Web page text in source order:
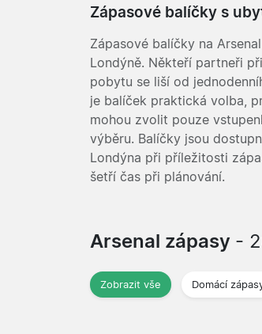
Zápasové balíčky s
Zápasové balíčky na
Londýně. Někteří partneři
pobytu se liší od
je balíček praktická volba,
mohou zvolit pouze
výběru. Balíčky jsou
Londýna při příležitosti
šetří čas při plánování.
Arsenal zápasy -
Zobrazit vše Domácí